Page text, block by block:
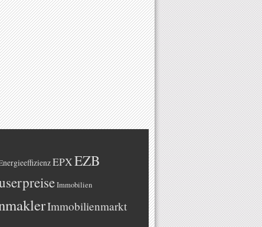
EPXEZB
Immobilien
Immobilienmarkt